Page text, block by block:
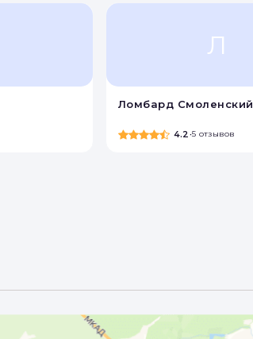
Л
Ломбард Смоленский
4.2•5 отзывов